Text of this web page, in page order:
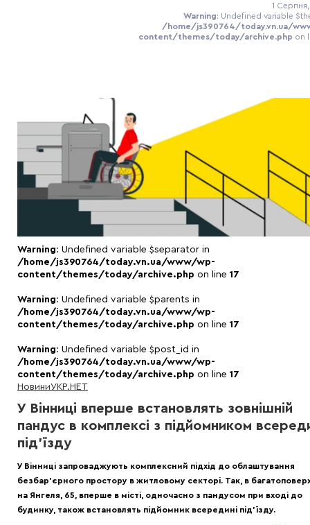
1
Warning: Undefined variable
/home/js390764/today.vn.ua/
content/themes/today/archive.php on
Warning: Undefined variable $separator in
/home/js390764/today.vn.ua/www/wp-
content/themes/today/archive.php on line 17
Warning: Undefined variable $parents in
/home/js390764/today.vn.ua/www/wp-
content/themes/today/archive.php on line 17
Warning: Undefined variable $post_id in
/home/js390764/today.vn.ua/www/wp-
content/themes/today/archive.php on line 17
НовиниУКР.НЕТ
У Вінниці вперше встановлять зовнішній
пандус в комплексі з підйомником
під’їзду
У Вінниці запроваджують комплексний підхід до облаштування
безбар’єрного простору в житловому секторі. Так, в
на Янгеля, 65, вперше в місті, одночасно з пандусом при вході до
будинку, також встановлять підйомник всередині під'їзду.